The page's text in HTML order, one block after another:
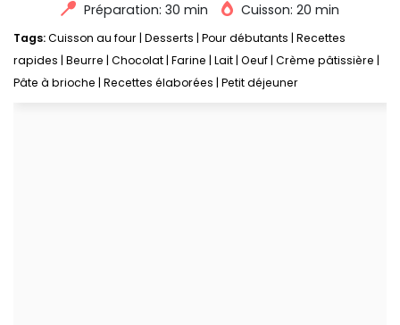
Préparation: 30 min
Cuisson: 20 min
Tags:Cuisson au four Desserts Pour débutants Recettes
rapides Beurre Chocolat Farine Lait Oeuf Crème pâtissière
Pâte à brioche Recettes élaborées Petit déjeuner